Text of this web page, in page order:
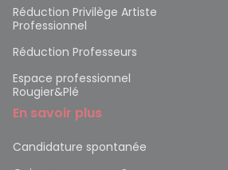
Réduction Privilège Artiste
Professionnel
Réduction Professeurs
Espace professionnel
Rougier&Plé
En savoir plus
Candidature spontanée